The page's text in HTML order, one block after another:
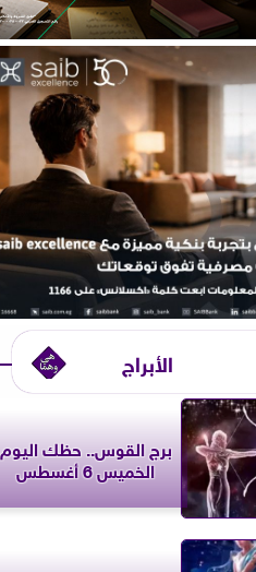
الأبراج
برج القوس.. حظك اليوم
الخميس 6 أغسطس